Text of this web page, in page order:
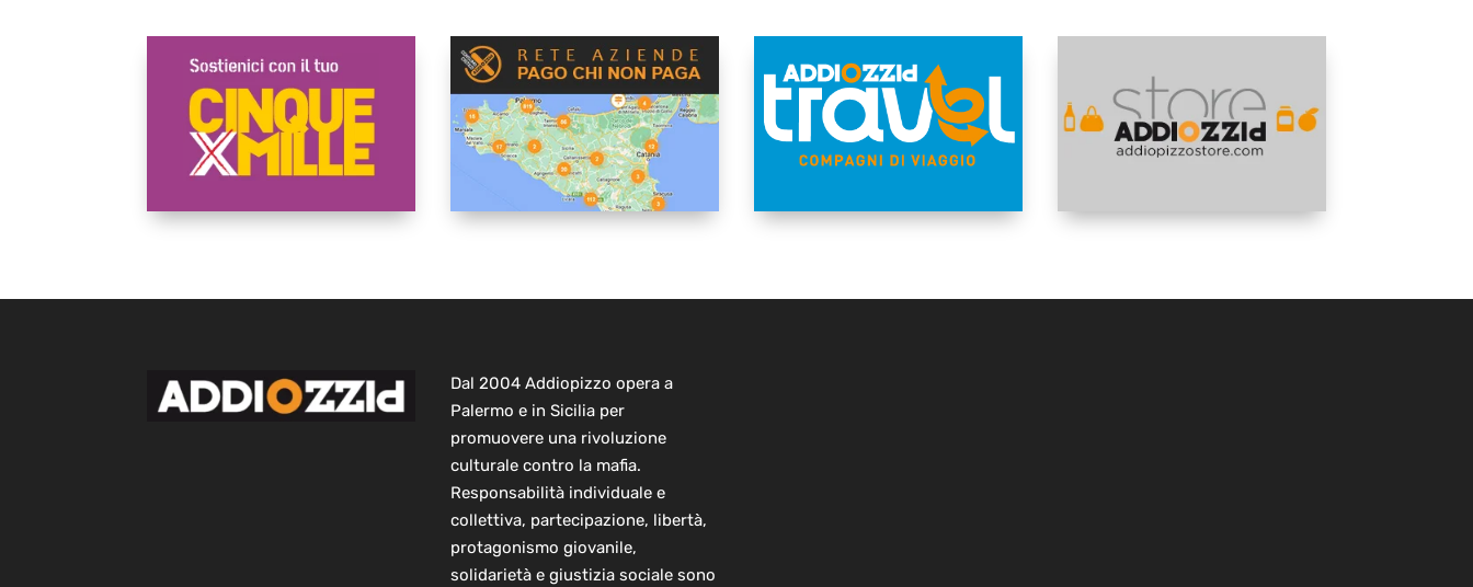
Dal 2004 Addiopizzo opera a
Palermo e in Sicilia per
promuovere una rivoluzione
culturale contro la mafia.
Responsabilità individuale e
collettiva, partecipazione, libertà,
protagonismo giovanile,
solidarietà e giustizia sociale sono